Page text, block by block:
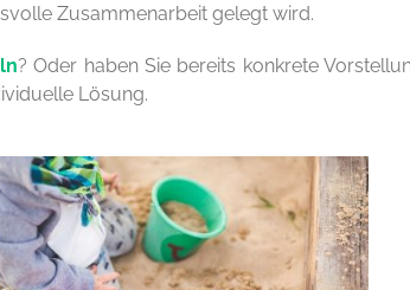
Zusammenarbeit gelegt wird.
? Oder haben Sie bereits konkrete
Lösung.